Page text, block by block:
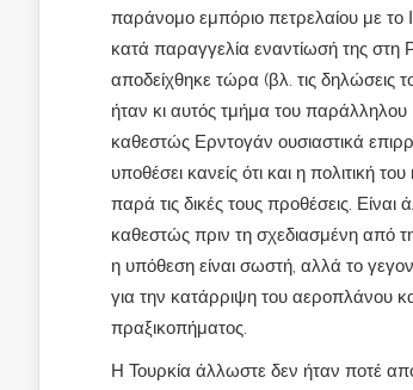
παράνομο εμπόριο πετρελαίου με το
κατά παραγγελία εναντίωσή της
αποδείχθηκε τώρα (βλ. τις
ήταν κι αυτός τμήμα του
καθεστώς Ερντογάν ουσιαστικά
υποθέσει κανείς ότι και η πολιτική
παρά τις δικές τους προθέσεις.
καθεστώς πριν τη σχεδιασμένη από
η υπόθεση είναι σωστή, αλλά το
για την κατάρριψη του αεροπλάνου
πραξικοπήματος.
Η Τουρκία άλλωστε δεν ήταν ποτέ